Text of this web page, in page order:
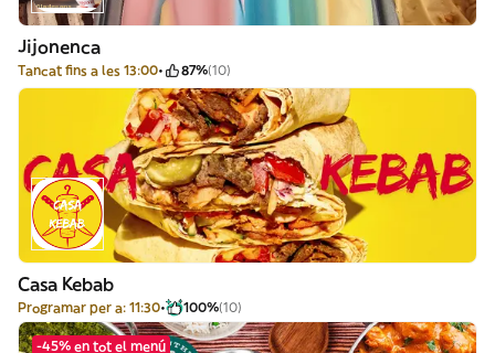
Jijonenca
Tancat fins a les 13:00 87%(10)
Casa Kebab
Programar per a: 11:30 100%(10)
-45% en tot el menú